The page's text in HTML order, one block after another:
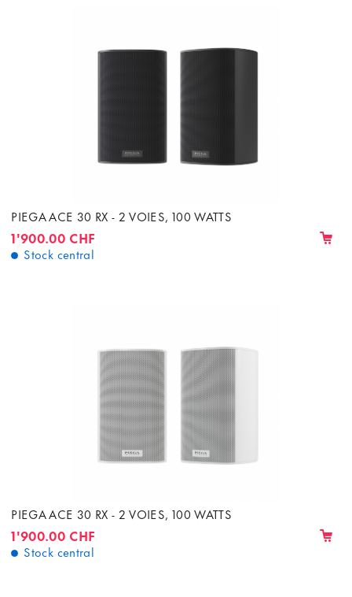
PIEGA ACE 30 RX - 2 VOIES, 100 WATTS
1'900.00 CHF
Stock central
PIEGA ACE 30 RX - 2 VOIES, 100 WATTS
1'900.00 CHF
Stock central